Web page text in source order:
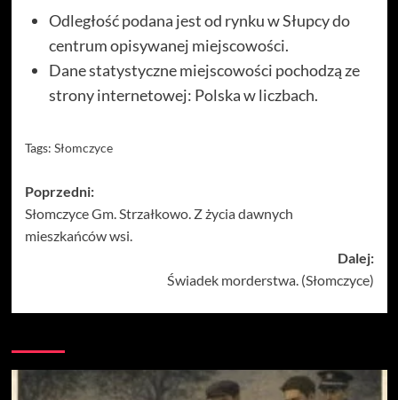
Odległość podana jest od rynku w Słupcy do
centrum opisywanej miejscowości.
Dane statystyczne miejscowości pochodzą ze
strony internetowej: Polska w liczbach.
Tags: Słomczyce
Zobacz
wpisy
Poprzedni:
Słomczyce Gm. Strzałkowo. Z życia dawnych
mieszkańców wsi.
Dalej:
Świadek morderstwa. (Słomczyce)